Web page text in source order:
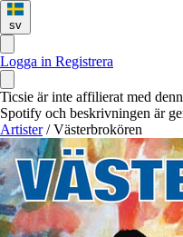
sv
Logga in Registrera
Ticsie är inte affilierat med
Spotify och beskrivningen är
Artister / Västerbrokören